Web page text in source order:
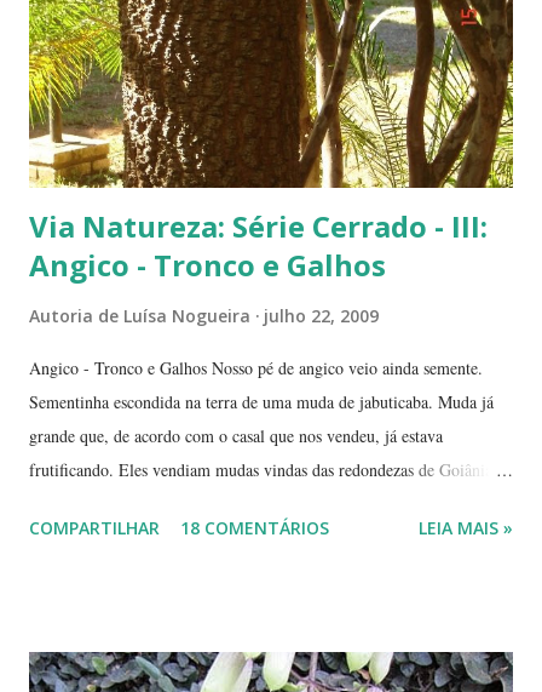
(Conjunto Comercial) Gilberto Salomão', no sentid...
Via Natureza: Série Cerrado - III:
Angico - Tronco e Galhos
Autoria de Luísa Nogueira julho 22, 2009
Angico - Tronco e Galhos Nosso pé de angico veio ainda semente.
Sementinha escondida na terra de uma muda de jabuticaba. Muda já
grande que, de acordo com o casal que nos vendeu, já estava
frutificando. Eles vendiam mudas vindas das redondezas de Goiânia.
plantado a jabuticabeira, com bastante cuidado, regando-a
'compridinha' - que nessas alturas já estava do tamanho da
COMPARTILHAR 18 COMENTÁRIOS LEIA MAIS »